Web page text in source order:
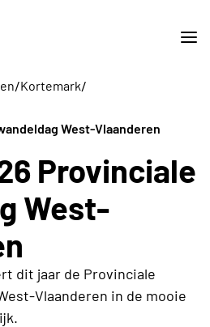
/Kortemark/
West-Vlaanderen
Provinciale
West-
dit jaar de Provinciale
Vlaanderen in de mooie